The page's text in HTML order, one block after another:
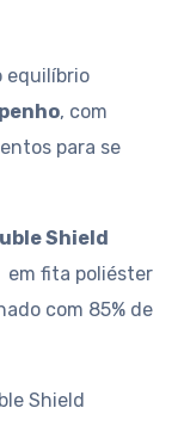
equilíbrio
, com
para se
Shield
em fita poliéster
com 85% de
Shield